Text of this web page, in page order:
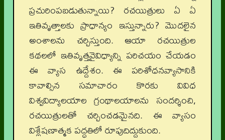
ప్రచురింపబడుతున్నాయి? రచయిత్రులు ఏ ఏ
ఇతివృత్తాలకు ప్రాధాన్యం ఇస్తున్నారు? మొదలైన
అంశాలను చర్చిస్తుంది. ఆయా రచయిత్రుల
కథలలో ఇతివృత్తవైవిధ్యాన్ని పరిచయం చేయడం
ఈ వ్యాస ఉద్దేశం. ఈ పరిశోధనవ్యాసానికి
కావాల్సిన సమాచారం కొరకు వివిధ
విశ్వవిద్యాలయాల గ్రంథాలయాలను సందర్శించి,
రచయిత్రులతో చర్చించడమైనది. ఈ వ్యాసం
విశ్లేషణాత్మక పద్ధతిలో రూపుదిద్దుకుంది.